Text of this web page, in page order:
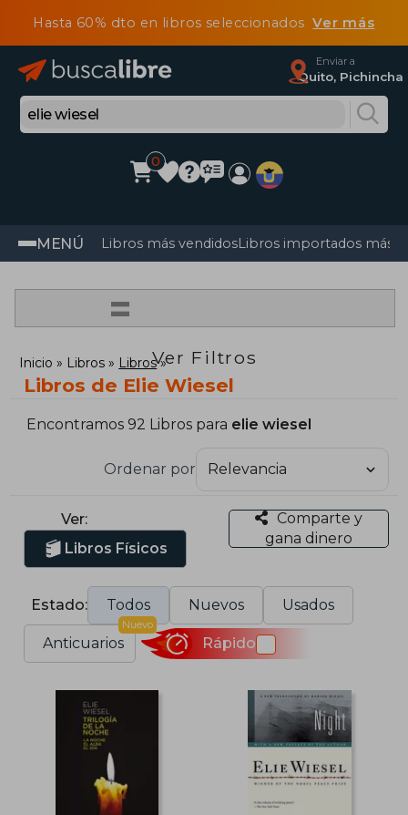
Hasta 60% dto en libros seleccionadosVer más
Enviar a
Quito, Pichincha
0
MENÚ Libros más vendidosLibros importados más
=
Ver Filtros
Inicio Libros Libros
Libros de Elie Wiesel
Encontramos 92 Libros para elie wiesel
Ordenar por
Ver:
Libros Físicos
Comparte y
gana dinero
Estado: Todos Nuevos Usados
Anticuarios
Nuevo
Rápido